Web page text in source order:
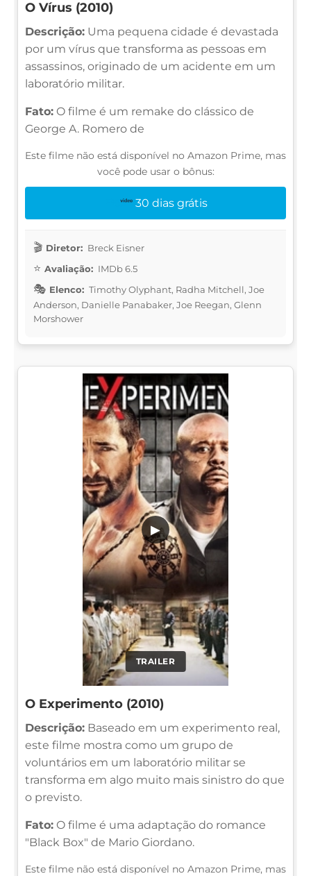
O Vírus (2010)
Descrição: Uma pequena cidade é devastada
por um vírus que transforma as pessoas em
assassinos, originado de um acidente em um
laboratório militar.
Fato: O filme é um remake do clássico de
George A. Romero de
Este filme não está disponível no Amazon Prime, mas
você pode usar o bônus:
30 dias grátis
Diretor: Breck Eisner
Avaliação: IMDb 6.5
Elenco: Timothy Olyphant, Radha Mitchell, Joe
Anderson, Danielle Panabaker, Joe Reegan, Glenn
Morshower
TRAILER
▶
O Experimento (2010)
Descrição: Baseado em um experimento real,
este filme mostra como um grupo de
voluntários em um laboratório militar se
transforma em algo muito mais sinistro do que
o previsto.
Fato: O filme é uma adaptação do romance
"Black Box" de Mario Giordano.
Este filme não está disponível no Amazon Prime, mas